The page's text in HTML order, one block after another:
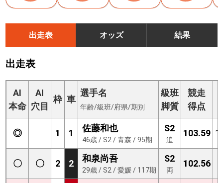
出走表 オッズ 結果
出走表
AI
本命
AI
穴目
枠 車
選手名
年齢/級班/府県/期別
級班
脚質
競走
得点
◎ 1 1 佐藤和也
46歳 / S2 / 青森 / 95期
S2
追
103.59
〇 〇 2 2 和泉尚吾
29歳 / S2 / 愛媛 / 117期
S2
両
102.56